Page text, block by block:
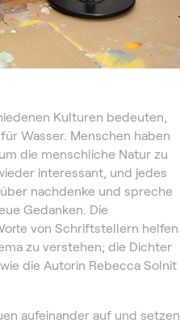
Kulturen bedeuten,
Wasser. Menschen haben
die menschliche Natur zu
interessant, und jedes
nachdenke und spreche
Gedanken. Die
von Schriftstellern helfen
zu verstehen; die Dichter
die Autorin Rebecca Solnit
aufeinander auf und setzen